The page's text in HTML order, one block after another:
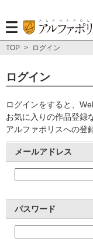
TOP > ログイン
ログイン
ログインをすると、
お気に入りの作品登録
アルファポリスへの登
メールアドレス
パスワード